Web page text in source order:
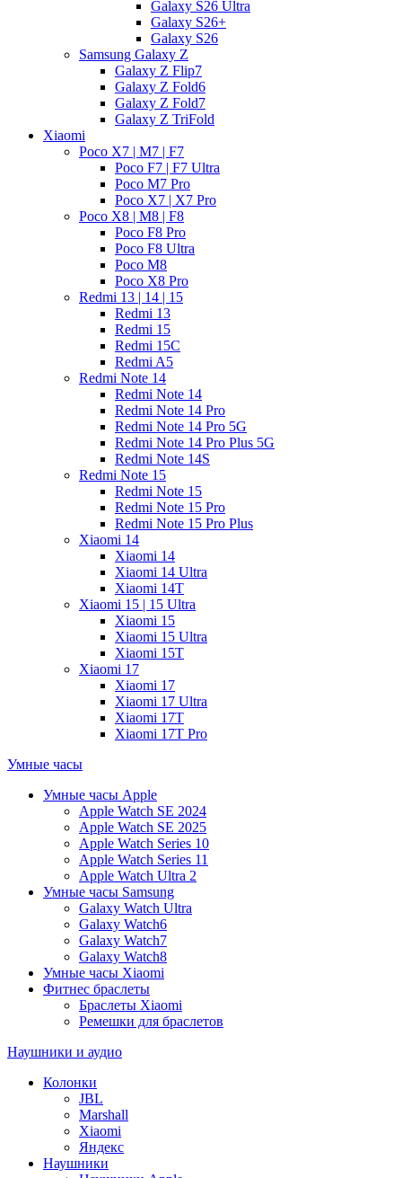
Galaxy S26 Ultra
Galaxy S26+
Galaxy S26
Samsung Galaxy Z
Galaxy Z Flip7
Galaxy Z Fold6
Galaxy Z Fold7
Galaxy Z TriFold
Xiaomi
Poco X7 | M7 | F7
Poco F7 | F7 Ultra
Poco M7 Pro
Poco X7 | X7 Pro
Poco X8 | M8 | F8
Poco F8 Pro
Poco F8 Ultra
Poco M8
Poco X8 Pro
Redmi 13 | 14 | 15
Redmi 13
Redmi 15
Redmi 15C
Redmi A5
Redmi Note 14
Redmi Note 14
Redmi Note 14 Pro
Redmi Note 14 Pro 5G
Redmi Note 14 Pro Plus 5G
Redmi Note 14S
Redmi Note 15
Redmi Note 15
Redmi Note 15 Pro
Redmi Note 15 Pro Plus
Xiaomi 14
Xiaomi 14
Xiaomi 14 Ultra
Xiaomi 14T
Xiaomi 15 | 15 Ultra
Xiaomi 15
Xiaomi 15 Ultra
Xiaomi 15T
Xiaomi 17
Xiaomi 17
Xiaomi 17 Ultra
Xiaomi 17T
Xiaomi 17T Pro
Умные часы
Умные часы Apple
Apple Watch SE 2024
Apple Watch SE 2025
Apple Watch Series 10
Apple Watch Series 11
Apple Watch Ultra 2
Умные часы Samsung
Galaxy Watch Ultra
Galaxy Watch6
Galaxy Watch7
Galaxy Watch8
Умные часы Xiaomi
Фитнес браслеты
Браслеты Xiaomi
Ремешки для браслетов
Наушники и аудио
Колонки
JBL
Marshall
Xiaomi
Яндекс
Наушники